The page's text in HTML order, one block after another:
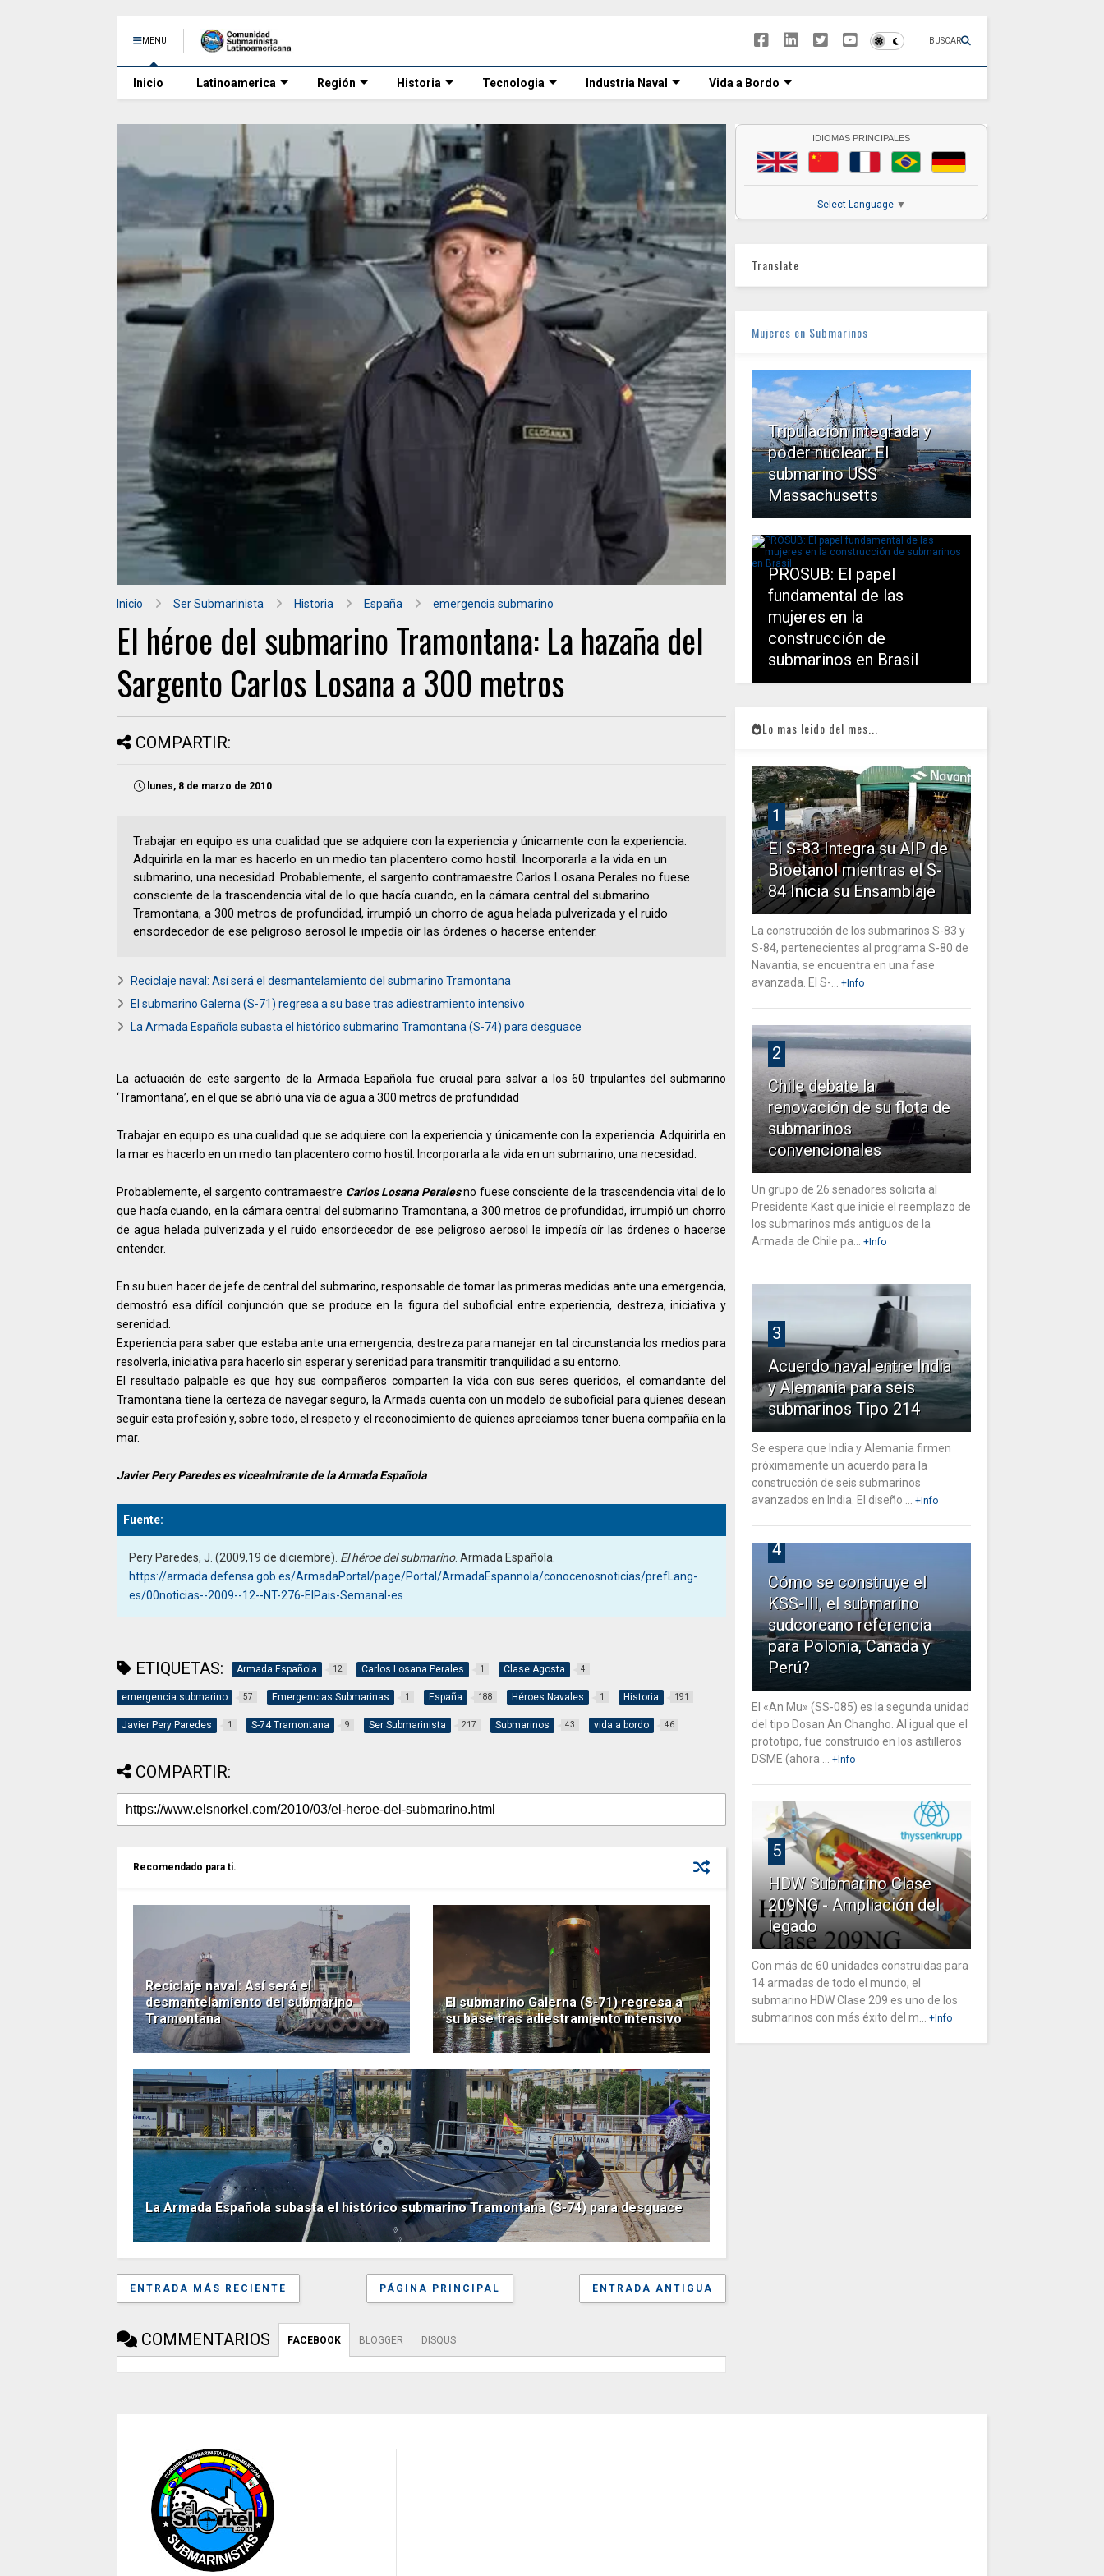
MENU BUSCAR
Inicio Latinoamerica Región Historia Tecnologia Industria Naval Vida a Bordo
Inicio Ser Submarinista Historia España emergencia submarino
El héroe del submarino Tramontana: La hazaña del
Sargento Carlos Losana a 300 metros
COMPARTIR:
lunes, 8 de marzo de 2010
Trabajar en equipo es una cualidad que se adquiere con la experiencia y únicamente con la experiencia.
Adquirirla en la mar es hacerlo en un medio tan placentero como hostil. Incorporarla a la vida en un
submarino, una necesidad. Probablemente, el sargento contramaestre Carlos Losana Perales no fuese
consciente de la trascendencia vital de lo que hacía cuando, en la cámara central del submarino
Tramontana, a 300 metros de profundidad, irrumpió un chorro de agua helada pulverizada y el ruido
ensordecedor de ese peligroso aerosol le impedía oír las órdenes o hacerse entender.
Reciclaje naval: Así será el desmantelamiento del submarino Tramontana
El submarino Galerna (S-71) regresa a su base tras adiestramiento intensivo
La Armada Española subasta el histórico submarino Tramontana (S-74) para desguace
La actuación de este sargento de la Armada Española fue crucial para salvar a los 60 tripulantes del submarino
‘Tramontana’, en el que se abrió una vía de agua a 300 metros de profundidad
Trabajar en equipo es una cualidad que se adquiere con la experiencia y únicamente con la experiencia. Adquirirla en
la mar es hacerlo en un medio tan placentero como hostil. Incorporarla a la vida en un submarino, una necesidad.
Probablemente, el sargento contramaestre Carlos Losana Peralesno fuese consciente de la trascendencia vital de lo
que hacía cuando, en la cámara central del submarino Tramontana, a 300 metros de profundidad, irrumpió un chorro
de agua helada pulverizada y el ruido ensordecedor de ese peligroso aerosol le impedía oír las órdenes o hacerse
entender.
En su buen hacer de jefe de central del submarino, responsable de tomar las primeras medidas ante una emergencia,
demostró esa difícil conjunción que se produce en la figura del suboficial entre experiencia, destreza, iniciativa y
serenidad.
Experiencia para saber que estaba ante una emergencia, destreza para manejar en tal circunstancia los medios para
resolverla, iniciativa para hacerlo sin esperar y serenidad para transmitir tranquilidad a su entorno.
El resultado palpable es que hoy sus compañeros comparten la vida con sus seres queridos, el comandante del
Tramontana tiene la certeza de navegar seguro, la Armada cuenta con un modelo de suboficial para quienes desean
seguir esta profesión y, sobre todo, el respeto y el reconocimiento de quienes apreciamos tener buena compañía en la
mar.
Javier Pery Paredes es vicealmirante de la Armada Española.
Fuente:
Pery Paredes, J. (2009,19 de diciembre). El héroe del submarino. Armada Española.
https://armada.defensa.gob.es/ArmadaPortal/page/Portal/ArmadaEspannola/conocenosnoticias/prefLang-
es/00noticias--2009--12--NT-276-ElPais-Semanal-es
ETIQUETAS: Armada Española 12 Carlos Losana Perales 1 Clase Agosta 4
emergencia submarino 57 Emergencias Submarinas 1 España 188 Héroes Navales 1 Historia 191
Javier Pery Paredes 1 S-74 Tramontana 9 Ser Submarinista 217 Submarinos 43 vida a bordo 46
COMPARTIR:
Recomendado para ti.
Reciclaje naval: Así será el
desmantelamiento del submarino
Tramontana
El submarino Galerna (S-71) regresa a
su base tras adiestramiento intensivo
La Armada Española subasta el histórico submarino Tramontana (S-74) para desguace
ENTRADA MÁS RECIENTE ENTRADA ANTIGUA
PÁGINA PRINCIPAL
COMMENTARIOS FACEBOOK BLOGGER DISQUS
IDIOMAS PRINCIPALES
Select Language ▼
Translate
Mujeres en Submarinos
Tripulación integrada y
poder nuclear: El
submarino USS
Massachusetts
PROSUB: El papel
fundamental de las
mujeres en la
construcción de
submarinos en Brasil
Lo mas leido del mes...
1
El S-83 Integra su AIP de
Bioetanol mientras el S-
84 Inicia su Ensamblaje
La construcción de los submarinos S-83 y
S-84, pertenecientes al programa S-80 de
Navantia, se encuentra en una fase
avanzada. El S-...
+Info
2
Chile debate la
renovación de su flota de
submarinos
convencionales
Un grupo de 26 senadores solicita al
Presidente Kast que inicie el reemplazo de
los submarinos más antiguos de la
Armada de Chile pa...
+Info
3
Acuerdo naval entre India
y Alemania para seis
submarinos Tipo 214
Se espera que India y Alemania firmen
próximamente un acuerdo para la
construcción de seis submarinos
avanzados en India. El diseño ...
+Info
4
Cómo se construye el
KSS-III, el submarino
sudcoreano referencia
para Polonia, Canada y
Perú?
El «An Mu» (SS-085) es la segunda unidad
del tipo Dosan An Changho. Al igual que el
prototipo, fue construido en los astilleros
DSME (ahora ...
+Info
5
HDW Submarino Clase
209NG - Ampliación del
legado
Con más de 60 unidades construidas para
14 armadas de todo el mundo, el
submarino HDW Clase 209 es uno de los
submarinos con más éxito del m...
+Info